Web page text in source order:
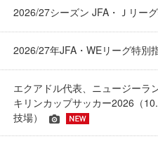
2026/27シーズン JFA・Ｊリー
2026/27年JFA・WEリーグ特別
エクアドル代表、ニュージー
キリンカップサッカー2026（
技場）